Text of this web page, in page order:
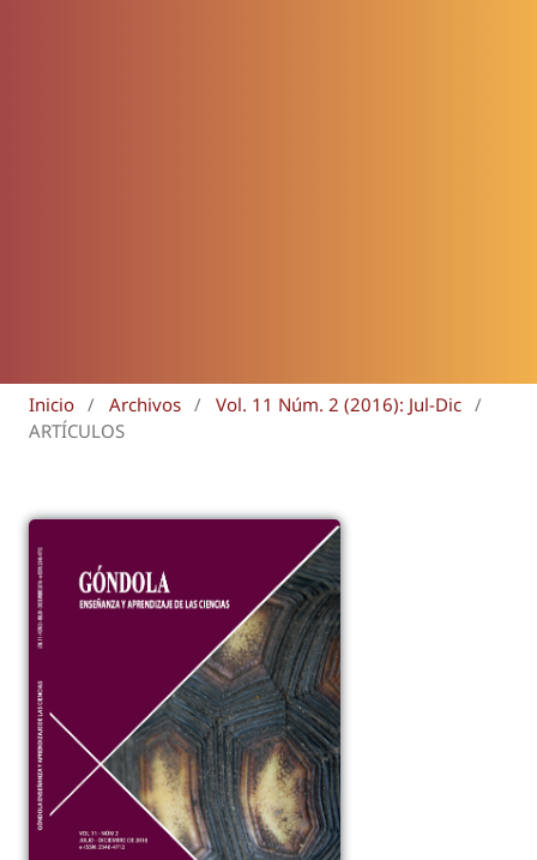
Inicio / Archivos / Vol. 11 Núm. 2 (2016): Jul-Dic /
ARTÍCULOS